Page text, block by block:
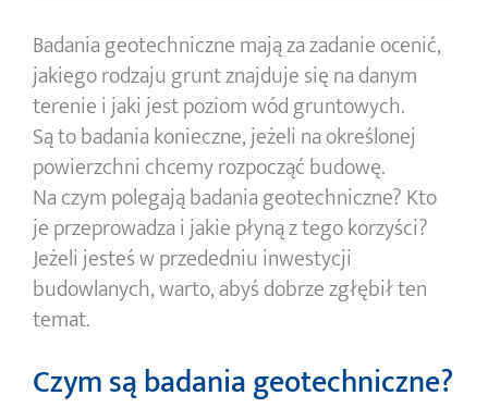
Badania geotechniczne mają za zadanie ocenić,
jakiego rodzaju grunt znajduje się na danym
terenie i jaki jest poziom wód gruntowych.
Są to badania konieczne, jeżeli na określonej
powierzchni chcemy rozpocząć budowę.
Na czym polegają badania geotechniczne? Kto
je przeprowadza i jakie płyną z tego korzyści?
Jeżeli jesteś w przededniu inwestycji
budowlanych, warto, abyś dobrze zgłębił ten
temat.
Czym są badania geotechniczne?